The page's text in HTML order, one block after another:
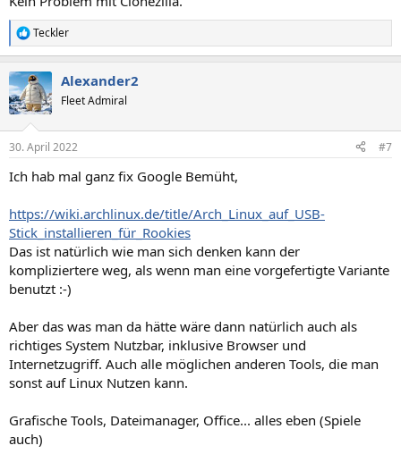
R
e
k
t
i
e
:
Teckler
Alexander2
Fleet Admiral
30. April 2022 #7
Ich hab mal ganz fix Google Bemüht,
https://wiki.archlinux.de/title/Arch_Linux_auf_USB-
Stick_installieren_für_Rookies
Das ist natürlich wie man sich denken kann der
kompliziertere weg, als wenn man eine vorgefertigte Variante
benutzt :-)
Aber das was man da hätte wäre dann natürlich auch als
richtiges System Nutzbar, inklusive Browser und
Internetzugriff. Auch alle möglichen anderen Tools, die man
sonst auf Linux Nutzen kann.
Grafische Tools, Dateimanager, Office... alles eben (Spiele
auch)